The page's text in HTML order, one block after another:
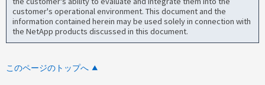
customer's operational environment. This document and the
information contained herein may be used solely in connection with
the NetApp products discussed in this document.
このページのトップへ